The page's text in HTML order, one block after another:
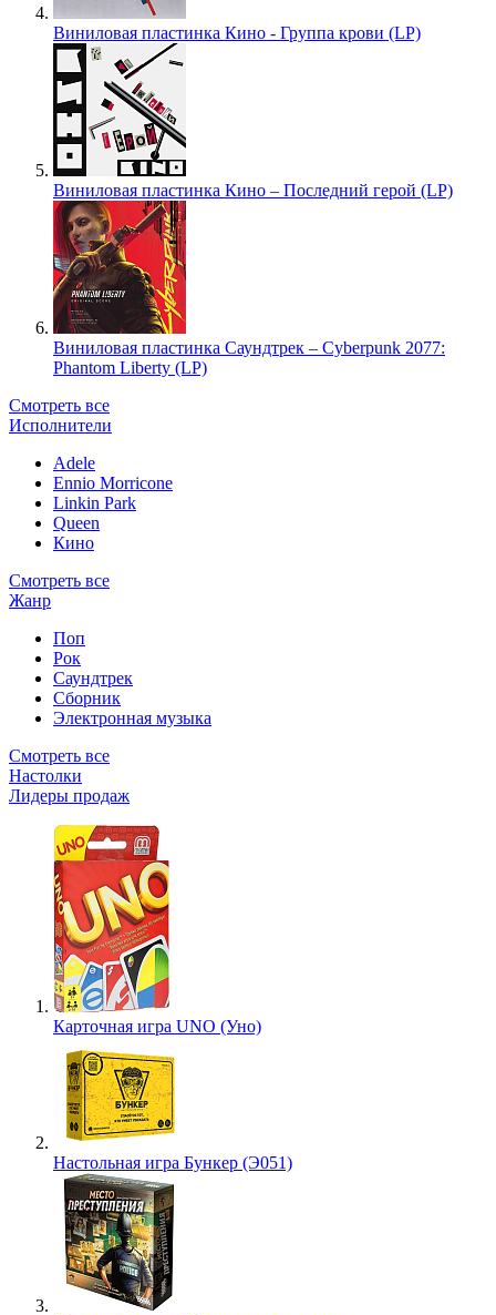
Виниловая пластинка Кино - Группа крови (LP)
Виниловая пластинка Кино – Последний герой (LP)
Виниловая пластинка Саундтрек – Cyberpunk 2077:
Phantom Liberty (LP)
Смотреть все
Исполнители
Adele
Ennio Morricone
Linkin Park
Queen
Кино
Смотреть все
Жанр
Поп
Рок
Саундтрек
Сборник
Электронная музыка
Смотреть все
Настолки
Лидеры продаж
Карточная игра UNO (Уно)
Настольная игра Бункер (Э051)